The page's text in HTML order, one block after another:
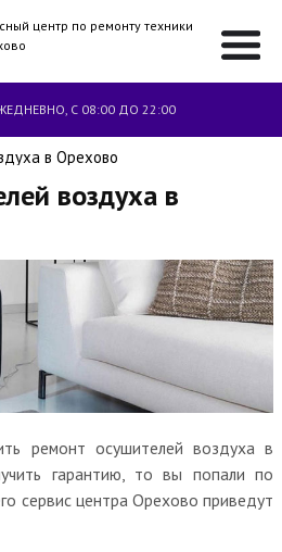
центр по ремонту техники
С 08:00 ДО 22:00
в Орехово
воздуха в
ремонт осушителей воздуха в
гарантию, то вы попали по
сервис центра Орехово приведут